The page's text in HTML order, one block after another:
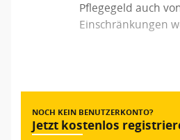
Pflegegeld auch
Einschränkungen
NOCH KEIN BENUTZERKONTO?
Jetzt kostenlos